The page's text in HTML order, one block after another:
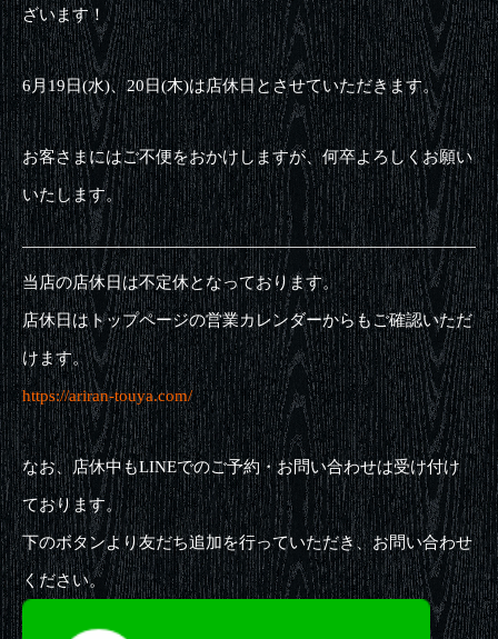
ざいます！
6月19日(水)、20日(木)は店休日とさせていただきます。
お客さまにはご不便をおかけしますが、何卒よろしくお願い
いたします。
当店の店休日は不定休となっております。
店休日はトップページの営業カレンダーからもご確認いただ
けます。
https://ariran-touya.com/
なお、店休中もLINEでのご予約・お問い合わせは受け付け
ております。
下のボタンより友だち追加を行っていただき、お問い合わせ
ください。